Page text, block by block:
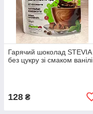
Гарячий шоколад STEVIA
без цукру зі смаком ванілі
128 ₴